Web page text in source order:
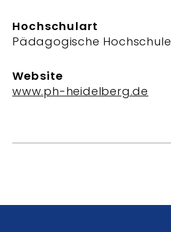
Hochschulart
Pädagogische Hochschule
Website
www.ph-heidelberg.de